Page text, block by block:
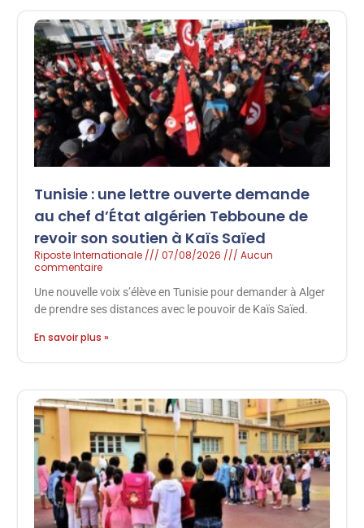
Tunisie : une lettre ouverte demande
au chef d’État algérien Tebboune de
revoir son soutien à Kaïs Saïed
Riposte Internationale 07/08/2026
Aucun
commentaire
Une nouvelle voix s’élève en Tunisie pour demander à Alger
de prendre ses distances avec le pouvoir de Kaïs Saïed.
En savoir plus »